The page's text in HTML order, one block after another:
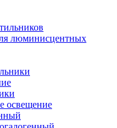
люминисцентных
освещение